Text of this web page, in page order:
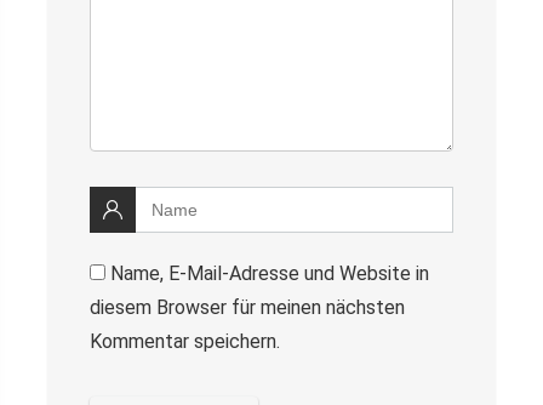
Name, E-Mail-Adresse und Website in
diesem Browser für meinen nächsten
Kommentar speichern.